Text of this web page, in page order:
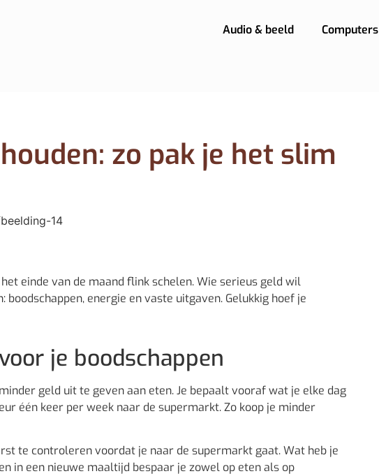
Audio & beeld Computers
zo pak je het slim
einde van de maand flink schelen. Wie serieus geld wil
energie en vaste uitgaven. Gelukkig hoef je
je boodschappen
geld uit te geven aan eten. Je bepaalt vooraf wat je elke dag
één keer per week naar de supermarkt. Zo koop je minder
te controleren voordat je naar de supermarkt gaat. Wat heb je
in een nieuwe maaltijd bespaar je zowel op eten als op